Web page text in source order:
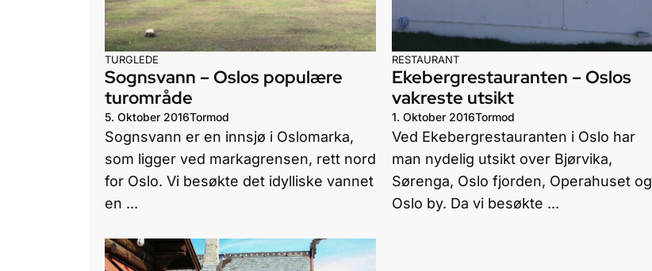
TURGLEDE
Sognsvann – Oslos populære
turområde
5. Oktober 2016Tormod
Sognsvann er en innsjø i Oslomarka,
som ligger ved markagrensen, rett nord
for Oslo. Vi besøkte det idylliske vannet
en ...
RESTAURANT
Ekebergrestauranten – Oslos
vakreste utsikt
1. Oktober 2016Tormod
Ved Ekebergrestauranten i Oslo har
man nydelig utsikt over Bjørvika,
Sørenga, Oslo fjorden, Operahuset og
Oslo by. Da vi besøkte ...